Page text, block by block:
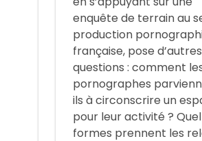
enquête de terrain au
production
française, pose d’autres
questions : comment
pornographes
ils à circonscrire un
pour leur activité ?
formes prennent les